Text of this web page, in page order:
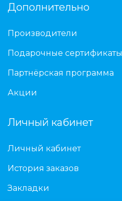
Дополнительно
Производители
Подарочные сертификаты
Партнёрская программа
Акции
Личный кабинет
Личный кабинет
История заказов
Закладки